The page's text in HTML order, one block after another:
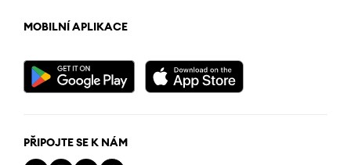
MOBILNÍ APLIKACE
PŘIPOJTE SE K NÁM